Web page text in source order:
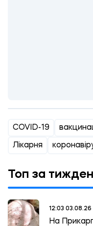
COVID-19
Лікарня
Топ за
12:03 03.08.26
На